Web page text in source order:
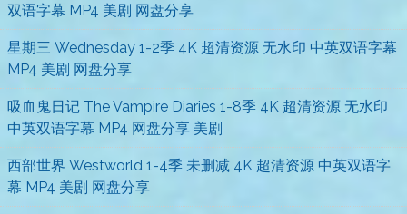
双语字幕 MP4 美剧 网盘分享
星期三 Wednesday 1-2季 4K 超清资源 无水印 中英双语字幕
MP4 美剧 网盘分享
吸血鬼日记 The Vampire Diaries 1-8季 4K 超清资源 无水印
中英双语字幕 MP4 网盘分享 美剧
西部世界 Westworld 1-4季 未删减 4K 超清资源 中英双语字
幕 MP4 美剧 网盘分享